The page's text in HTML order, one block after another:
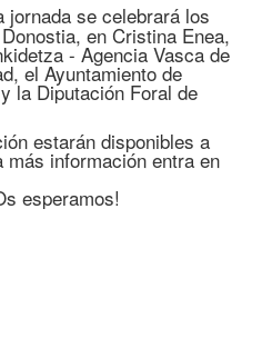
jornada se celebrará los
en Cristina Enea,
- Agencia Vasca de
el Ayuntamiento de
la Diputación Foral de
estarán disponibles a
información entra en
esperamos!